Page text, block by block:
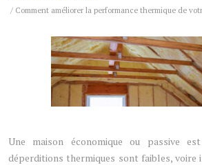
/ Comment améliorer la performance thermique de
Une maison économique ou passive
déperditions thermiques sont faibles, voire